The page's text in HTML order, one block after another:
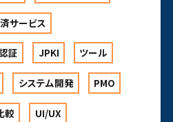
サービス
証 JPKI ツール
システム開発 PMO
較 UI/UX